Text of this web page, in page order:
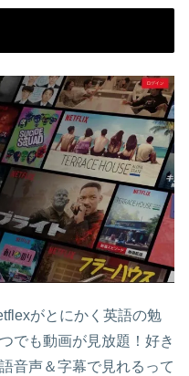
がとにかく英語の勉
でも動画が見放題！好き
音声＆字幕で見れるって